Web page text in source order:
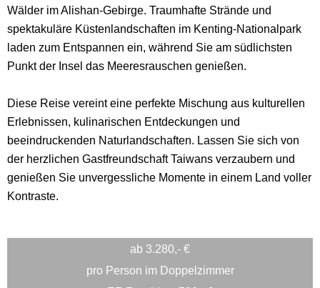
Wälder im Alishan-Gebirge. Traumhafte Strände und
spektakuläre Küstenlandschaften im Kenting-Nationalpark
laden zum Entspannen ein, während Sie am südlichsten
Punkt der Insel das Meeresrauschen genießen.
Diese Reise vereint eine perfekte Mischung aus kulturellen
Erlebnissen, kulinarischen Entdeckungen und
beeindruckenden Naturlandschaften. Lassen Sie sich von
der herzlichen Gastfreundschaft Taiwans verzaubern und
genießen Sie unvergessliche Momente in einem Land voller
Kontraste.
ab 3.280,- €
pro Person im Doppelzimmer